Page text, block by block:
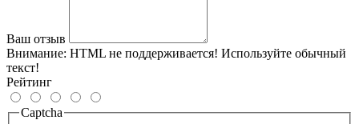
Ваш отзыв
Внимание: HTML не поддерживается! Используйте обычный
текст!
Рейтинг
Captcha